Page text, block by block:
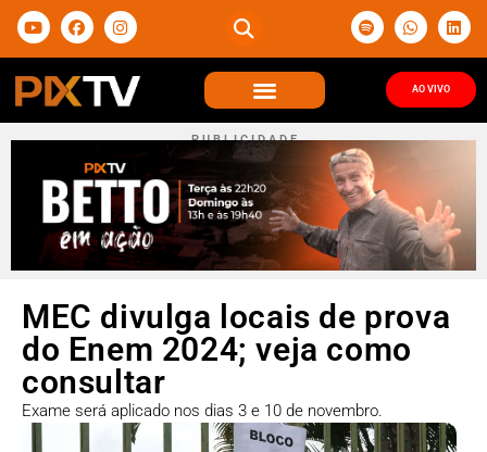
AO VIVO
P U B L I C I D A D E
MEC divulga locais de prova
do Enem 2024; veja como
consultar
Exame será aplicado nos dias 3 e 10 de novembro.